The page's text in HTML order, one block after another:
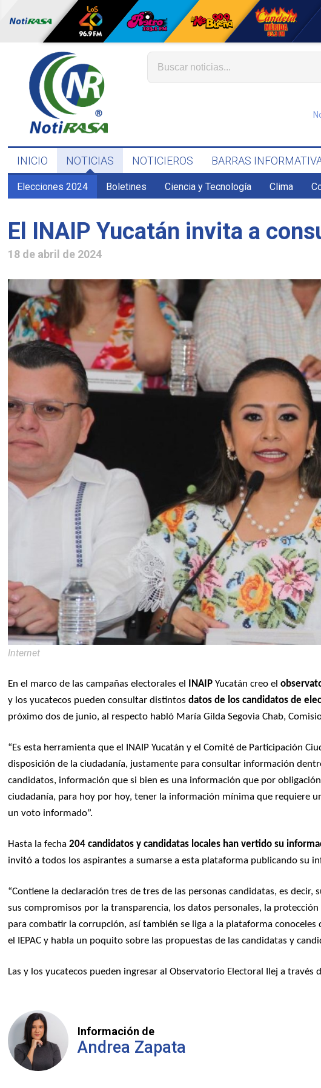
INICIO NOTICIAS NOTICIEROS BARRAS
Elecciones 2024 Boletines Ciencia y Tecnología Clima
El INAIP Yucatán invita a
18 de abril de 2024
Internet
En el marco de las campañas electorales el INAIP Yucatán creo el
y los yucatecos pueden consultar distintos datos de los candidatos de
próximo dos de junio, al respecto habló María Gilda Segovia Chab,
“Es esta herramienta que el INAIP Yucatán y el Comité de Participación
disposición de la ciudadanía, justamente para consultar información
candidatos, información que si bien es una información que por
ciudadanía, para hoy por hoy, tener la información mínima que requiere
un voto informado”.
Hasta la fecha204 candidatos y candidatas locales han vertido su
invitó a todos los aspirantes a sumarse a esta plataforma publicando su
“Contiene la declaración tres de tres de las personas candidatas, es
sus compromisos por la transparencia, los datos personales, la
para combatir la corrupción, así también se liga a la plataforma
el IEPAC y habla un poquito sobre las propuestas de las candidatas y
Las y los yucatecos pueden ingresar al Observatorio Electoral Ilej a través
Información de
Andrea Zapata